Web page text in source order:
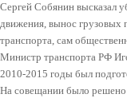
Сергей Собянин высказал
движения, вынос грузовых
транспорта, сам
Министр транспорта РФ
2010-2015 годы был
На совещании было решено